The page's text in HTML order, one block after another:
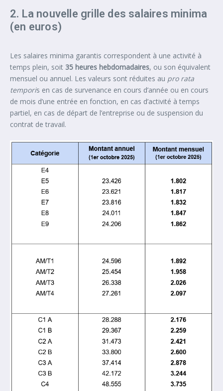
2. La nouvelle grille des salaires minima
(en euros)
Les salaires minima garantis correspondent à une activité à
temps plein, soit 35 heures hebdomadaires, ou son équivalent
mensuel ou annuel. Les valeurs sont réduites au pro rata
temporis en cas de survenance en cours d’année ou en cours
de mois d’une entrée en fonction, en cas d’activité à temps
partiel, en cas de départ de l’entreprise ou de suspension du
contrat de travail.